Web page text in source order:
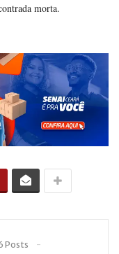
morta.
Posts